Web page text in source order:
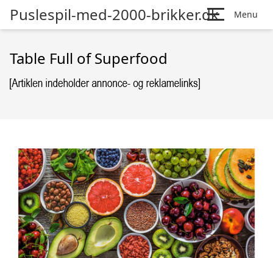
Puslespil-med-2000-brikker.dk Menu
Table Full of Superfood